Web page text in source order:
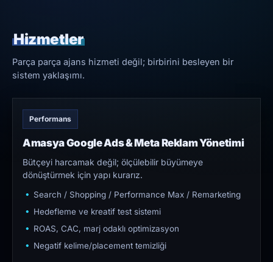
Hizmetler
Parça parça ajans hizmeti değil; birbirini besleyen bir
sistem yaklaşımı.
Performans
Amasya Google Ads & Meta Reklam Yönetimi
Bütçeyi harcamak değil; ölçülebilir büyümeye
dönüştürmek için yapı kurarız.
Search / Shopping / Performance Max / Remarketing
Hedefleme ve kreatif test sistemi
ROAS, CAC, marj odaklı optimizasyon
Negatif kelime/placement temizliği